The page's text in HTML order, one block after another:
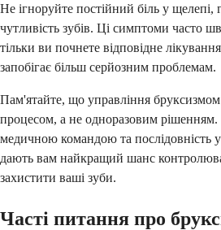
Не ігноруйте постійний біль у щелепі,
чутливість зубів. Ці симптоми часто
тільки ви почнете відповідне
запобігає більш серйозним проблемам.
Пам'ятайте, що управління
процесом, а не одноразовим
медичною командою та послідовність
дають вам найкращий шанс
захистити ваші зуби.
Часті питання про